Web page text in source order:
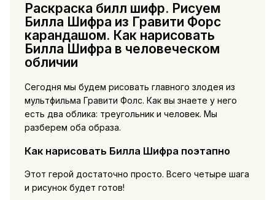
Раскраска билл шифр. Рисуем
Билла Шифра из Гравити Форс
карандашом. Как нарисовать
Билла Шифра в человеческом
обличии
Сегодня мы будем рисовать главного злодея из
мультфильма Гравити Фолс. Как вы знаете у него
есть два облика: треугольник и человек. Мы
разберем оба образа.
Как нарисовать Билла Шифра поэтапно
Этот герой достаточно просто. Всего четыре шага
и рисунок будет готов!